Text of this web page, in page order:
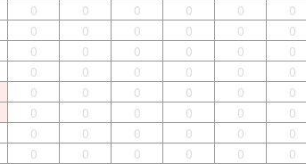
0 0 0 0 0 0
0 0 0 0 0 0
0 0 0 0 0 0
0 0 0 0 0 0
0 0 0 0 0 0
0 0 0 0 0 0
0 0 0 0 0 0
0 0 0 0 0 0